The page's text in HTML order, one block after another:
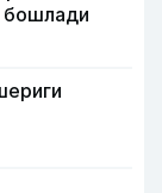
бошлади